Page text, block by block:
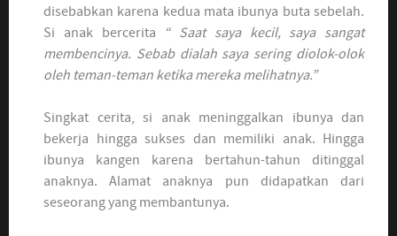
disebabkan karena kedua mata ibunya buta sebelah.
Si anak bercerita
“ Saat saya kecil, saya sangat
membencinya. Sebab dialah saya sering diolok-olok
oleh teman-teman ketika mereka melihatnya.”
Singkat cerita, si anak meninggalkan ibunya dan
bekerja hingga sukses dan memiliki anak. Hingga
ibunya kangen karena bertahun-tahun ditinggal
anaknya. Alamat anaknya pun didapatkan dari
seseorang yang membantunya.